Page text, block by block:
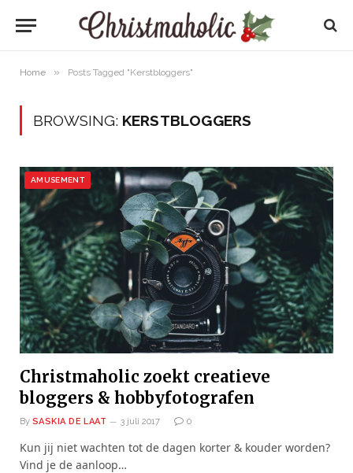
Home » Posts Tagged "Kerstbloggers"
BROWSING: KERSTBLOGGERS
AMUSEMENT
Christmaholic zoekt creatieve
bloggers & hobbyfotografen
By SASKIA DE LAAT 3 juli 2017 0
Kun jij niet wachten tot de dagen korter & kouder worden?
Vind je de aanloop…